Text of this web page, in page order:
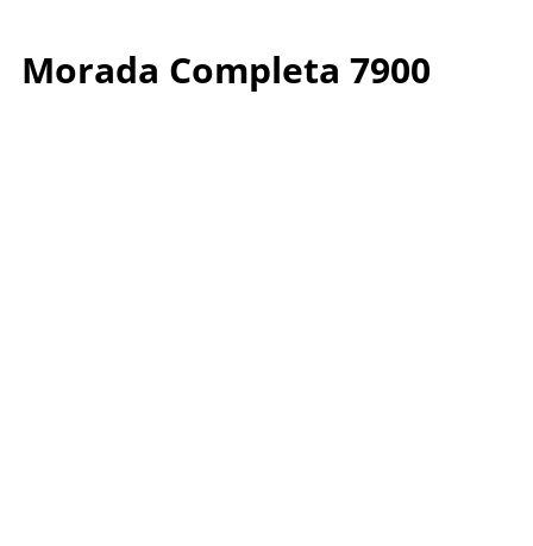
Morada Completa 7900